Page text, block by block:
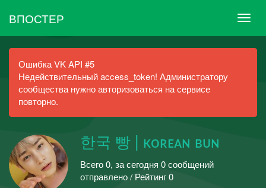
ВПОСТЕР
Ошибка VK API #5
Недействительный access_token! Администратору
сообщества нужно авторизоваться на сервисе
повторно.
한국 빵 | ᴋoʀᴇᴀɴ ʙᴜɴ
Всего 0, за сегодня 0 сообщений
отправлено / Рейтинг 0